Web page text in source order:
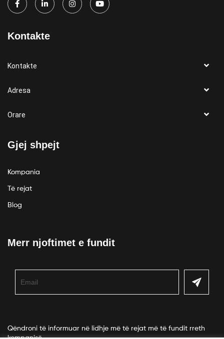
Kontakte
Kontakte
Adresa
Orare
Gjej shpejt
Kompania
Të rejat
Blog
Merr njoftimet e fundit
Qëndroni të informuar në lidhje më të rejat më të fundit rreth